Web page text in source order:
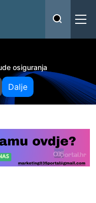
osiguranja
Dalje